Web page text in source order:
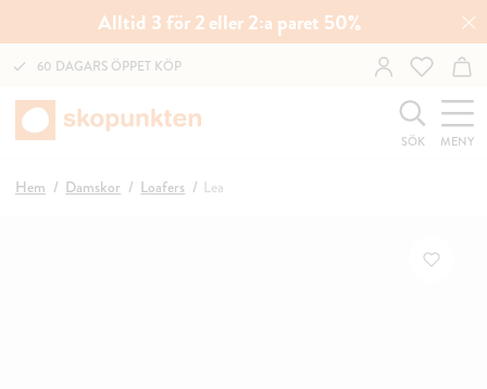
Alltid 3 för 2 eller 2:a paret 50%
60 DAGARS ÖPPET KÖP
SÖK MENY
Hem Damskor Loafers Lea